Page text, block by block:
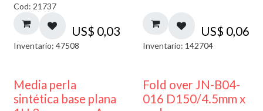
Cod: 21737
US$ 0,03
Inventario: 47508
US$ 0,06
Inventario: 142704
Media perla
sintética base plana
Fold over JN-B04-
016 D150/4.5mm x